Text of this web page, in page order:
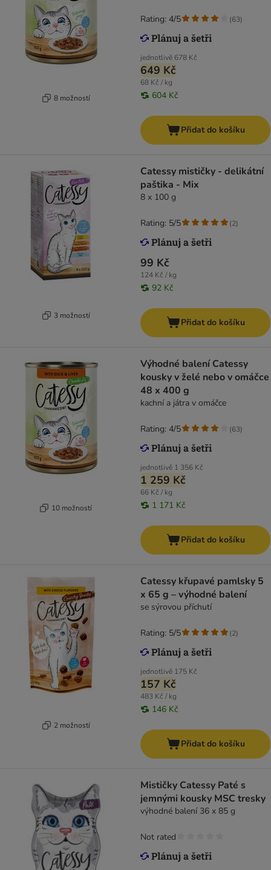
8 možností
jednotlivě 678 Kč
649 Kč
68 Kč / kg
604 Kč
Rating: 4/5 (63)
Přidat do košíku
3 možností
Catessy mističky - delikátní
paštika - Mix
8 x 100 g
99 Kč
124 Kč / kg
92 Kč
Rating: 5/5 (2)
Přidat do košíku
10 možností
Výhodné balení Catessy
kousky v želé nebo v omáčce
48 x 400 g
kachní a játra v omáčce
jednotlivě 1 356 Kč
1 259 Kč
66 Kč / kg
1 171 Kč
Rating: 4/5 (63)
Přidat do košíku
2 možností
Catessy křupavé pamlsky 5
x 65 g – výhodné balení
se sýrovou příchutí
jednotlivě 175 Kč
157 Kč
483 Kč / kg
146 Kč
Rating: 5/5 (2)
Přidat do košíku
Mističky Catessy Paté s
jemnými kousky MSC tresky
výhodné balení 36 x 85 g
Not rated